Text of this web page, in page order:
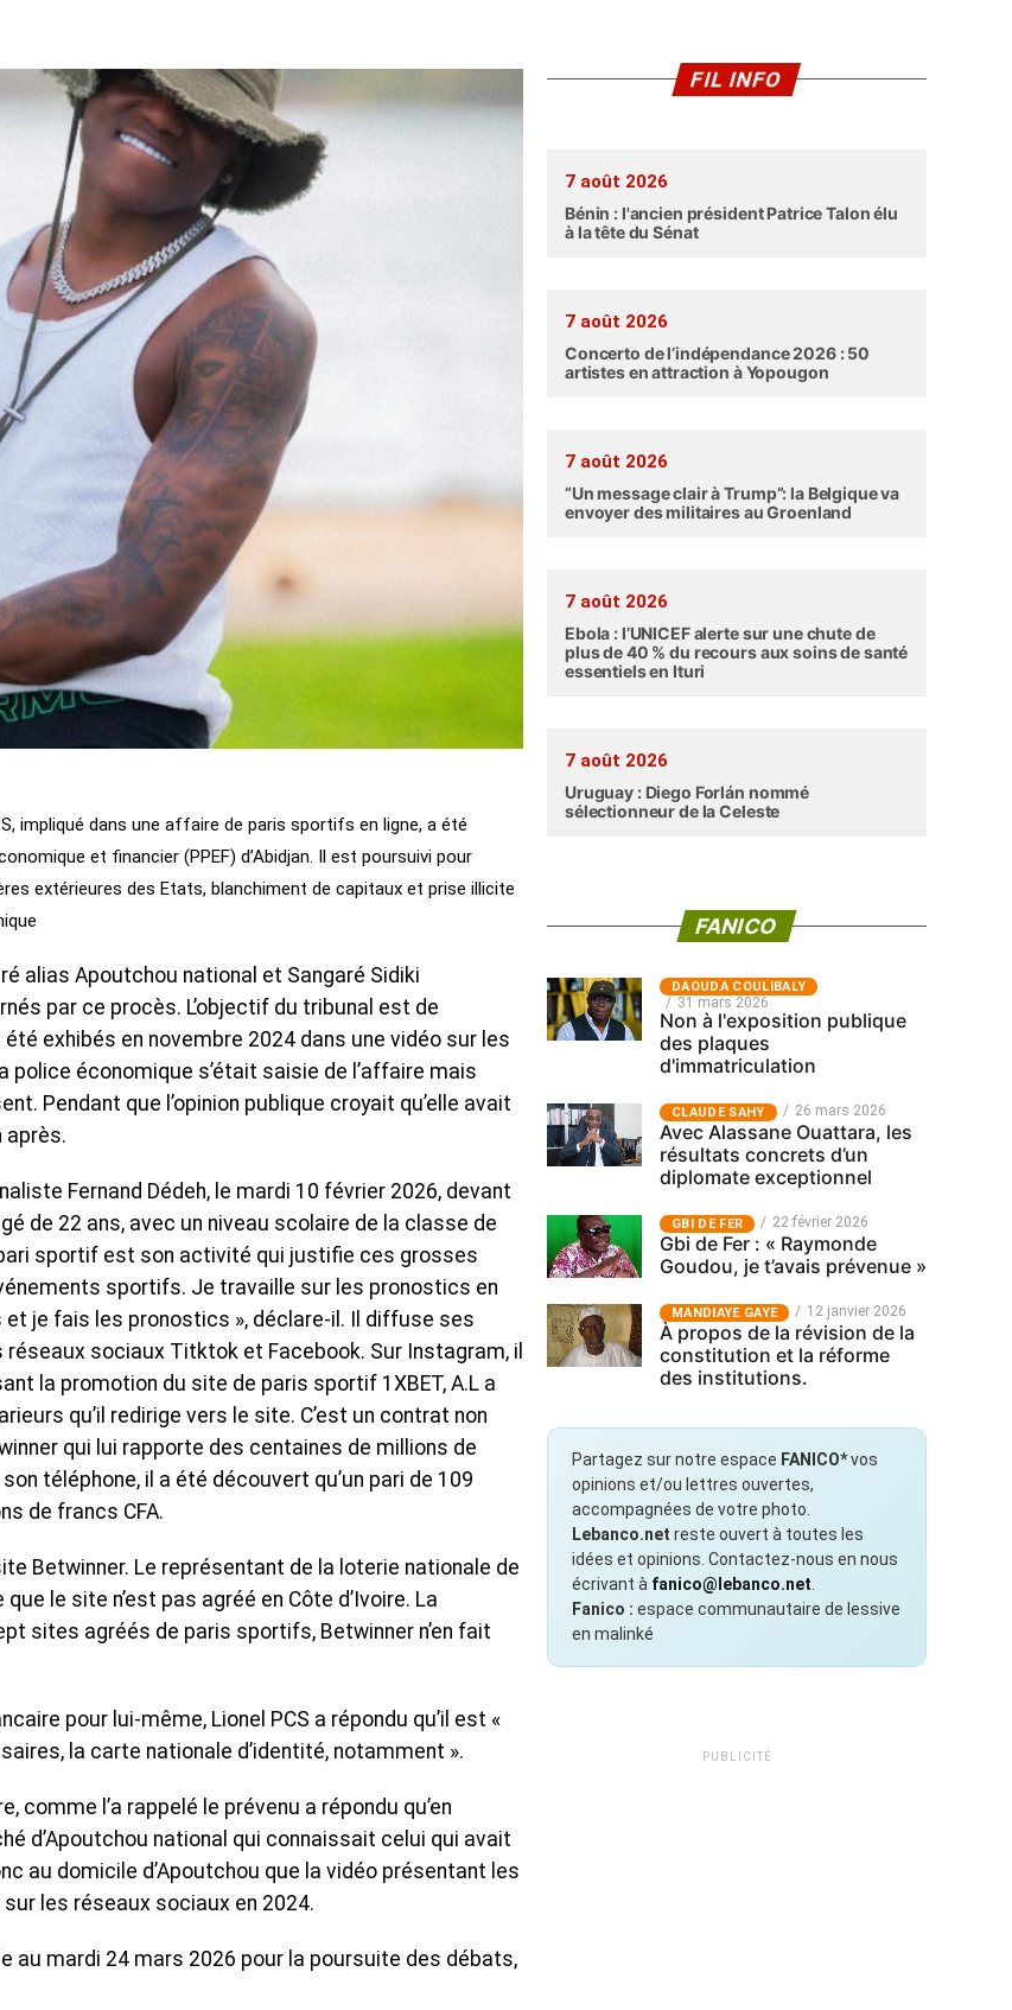
impliqué dans une affaire de paris sportifs en ligne, a été
et financier (PPEF) d’Abidjan. Il est poursuivi pour
extérieures des Etats, blanchiment de capitaux et prise illicite
alias Apoutchou national et Sangaré Sidiki
par ce procès. L’objectif du tribunal est de
exhibés en novembre 2024 dans une vidéo sur les
économique s’était saisie de l’affaire mais
Pendant que l’opinion publique croyait qu’elle avait
après.
Fernand Dédeh, le mardi 10 février 2026, devant
de 22 ans, avec un niveau scolaire de la classe de
sportif est son activité qui justifie ces grosses
sportifs. Je travaille sur les pronostics en
je fais les pronostics », déclare-il. Il diffuse ses
sociaux Titktok et Facebook. Sur Instagram, il
la promotion du site de paris sportif 1XBET, A.L a
qu’il redirige vers le site. C’est un contrat non
qui lui rapporte des centaines de millions de
téléphone, il a été découvert qu’un pari de 109
de francs CFA.
Betwinner. Le représentant de la loterie nationale de
le site n’est pas agréé en Côte d’Ivoire. La
sites agréés de paris sportifs, Betwinner n’en fait
pour lui-même, Lionel PCS a répondu qu’il est «
la carte nationale d’identité, notamment ».
l’a rappelé le prévenu a répondu qu’en
d’Apoutchou national qui connaissait celui qui avait
au domicile d’Apoutchou que la vidéo présentant les
les réseaux sociaux en 2024.
au mardi 24 mars 2026 pour la poursuite des débats,
FIL INFO
7 août 2026
Bénin : l'ancien président Patrice Talon élu
à la tête du Sénat
7 août 2026
Concerto de l’indépendance 2026 : 50
artistes en attraction à Yopougon
7 août 2026
“Un message clair à Trump”: la Belgique va
envoyer des militaires au Groenland
7 août 2026
Ebola : l’UNICEF alerte sur une chute de
plus de 40 % du recours aux soins de santé
essentiels en Ituri
7 août 2026
Uruguay : Diego Forlán nommé
sélectionneur de la Celeste
FANICO
‎DAOUDA COULIBALY
31 mars 2026
Non à l'exposition publique
des plaques
d'immatriculation
CLAUDE SAHY 26 mars 2026
Avec Alassane Ouattara, les
résultats concrets d’un
diplomate exceptionnel
GBI DE FER 22 février 2026
Gbi de Fer : « Raymonde
Goudou, je t’avais prévenue »
MANDIAYE GAYE 12 janvier 2026
À propos de la révision de la
constitution et la réforme
des institutions.
Partagez sur notre espace FANICO*vos
opinions et/ou lettres ouvertes,
accompagnées de votre photo.
Lebanco.net reste ouvert à toutes les
idées et opinions. Contactez-nous en nous
écrivant à fanico@lebanco.net
Fanico : espace communautaire de lessive
en malinké
PUBLICITÉ